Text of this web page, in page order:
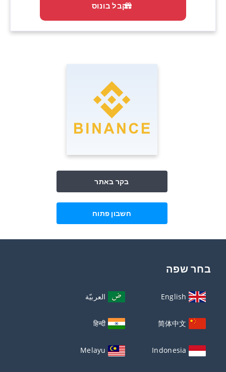
קבל בונוס
בקר באתר
חשבון פתוח
בחר שפה
English العربيّة
简体中文
हिन्दी
Indonesia
Melayu